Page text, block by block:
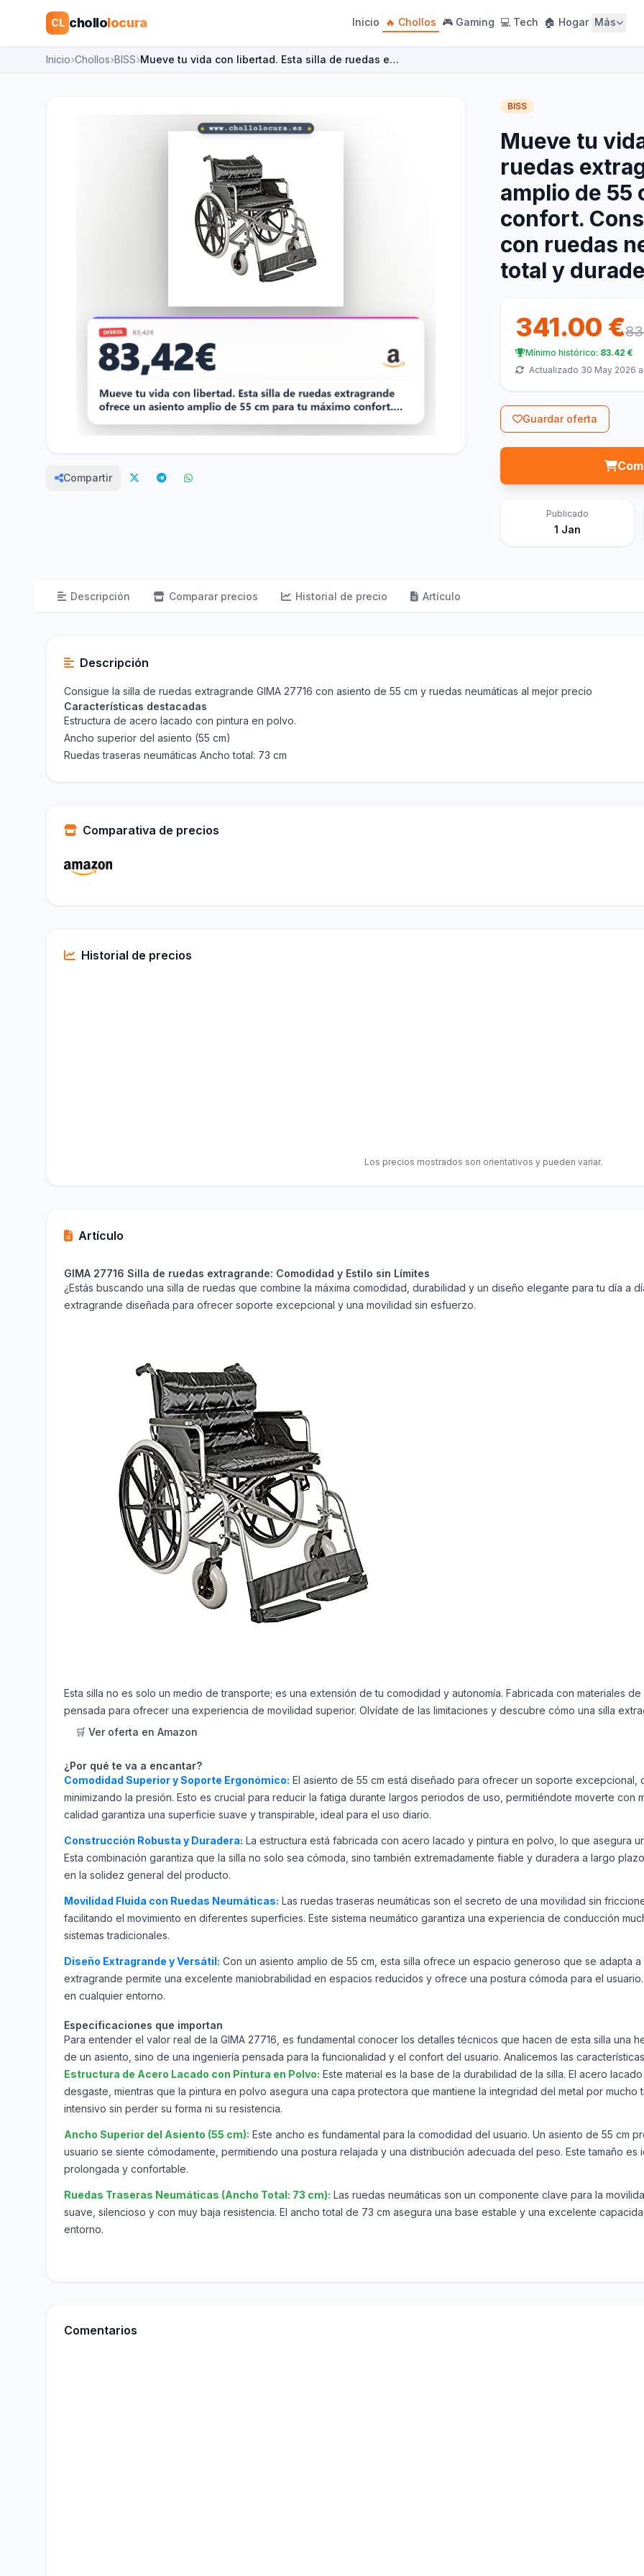
CL chollolocura Inicio 🔥 Chollos 🎮 Gaming 💻 Tech 🏠 Hogar Más
Inicio Chollos BISS Mueve tu vida con libertad. Esta silla de ruedas e…
Compartir
BISS
Mueve tu
ruedas
amplio de 55
confort.
con ruedas
total y
341.00 €
Mínimo histórico: 83.42 €
Actualizado 30 May 2026
Guardar oferta
Publicado
1 Jan
Descripción Comparar precios Historial de precio Artículo
Descripción
Consigue la silla de ruedas extragrande GIMA 27716 con asiento de 55 cm y ruedas neumáticas al mejor precio
Características destacadas
Estructura de acero lacado con pintura en polvo.
Ancho superior del asiento (55 cm)
Ruedas traseras neumáticas Ancho total: 73 cm
Comparativa de precios
Historial de precios
Los precios mostrados son orientativos y pueden variar.
Artículo
GIMA 27716 Silla de ruedas extragrande: Comodidad y Estilo sin Límites
¿Estás buscando una silla de ruedas que combine la máxima comodidad, durabilidad y un diseño elegante para tu día a
extragrande diseñada para ofrecer soporte excepcional y una movilidad sin esfuerzo.
Esta silla no es solo un medio de transporte; es una extensión de tu comodidad y autonomía. Fabricada con materiales
pensada para ofrecer una experiencia de movilidad superior. Olvídate de las limitaciones y descubre cómo una silla
🛒 Ver oferta en Amazon
¿Por qué te va a encantar?
Comodidad Superior y Soporte Ergonómico: El asiento de 55 cm está diseñado para ofrecer un soporte
minimizando la presión. Esto es crucial para reducir la fatiga durante largos periodos de uso, permitiéndote moverte con
calidad garantiza una superficie suave y transpirable, ideal para el uso diario.
Construcción Robusta y Duradera: La estructura está fabricada con acero lacado y pintura en polvo, lo que asegura
Esta combinación garantiza que la silla no solo sea cómoda, sino también extremadamente fiable y duradera a largo
en la solidez general del producto.
Movilidad Fluida con Ruedas Neumáticas: Las ruedas traseras neumáticas son el secreto de una movilidad sin
facilitando el movimiento en diferentes superficies. Este sistema neumático garantiza una experiencia de conducción
sistemas tradicionales.
Diseño Extragrande y Versátil: Con un asiento amplio de 55 cm, esta silla ofrece un espacio generoso que se adapta
extragrande permite una excelente maniobrabilidad en espacios reducidos y ofrece una postura cómoda para el
en cualquier entorno.
Especificaciones que importan
Para entender el valor real de la GIMA 27716, es fundamental conocer los detalles técnicos que hacen de esta silla una
de un asiento, sino de una ingeniería pensada para la funcionalidad y el confort del usuario. Analicemos las
Estructura de Acero Lacado con Pintura en Polvo: Este material es la base de la durabilidad de la silla. El acero
desgaste, mientras que la pintura en polvo asegura una capa protectora que mantiene la integridad del metal por mucho
intensivo sin perder su forma ni su resistencia.
Ancho Superior del Asiento (55 cm): Este ancho es fundamental para la comodidad del usuario. Un asiento de 55 cm
usuario se siente cómodamente, permitiendo una postura relajada y una distribución adecuada del peso. Este tamaño
prolongada y confortable.
Ruedas Traseras Neumáticas (Ancho Total: 73 cm): Las ruedas neumáticas son un componente clave para la
suave, silencioso y con muy baja resistencia. El ancho total de 73 cm asegura una base estable y una excelente
entorno.
Comentarios